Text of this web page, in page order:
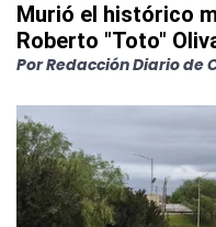
Murió el histórico
Roberto "Toto"
PorRedacción Diario de